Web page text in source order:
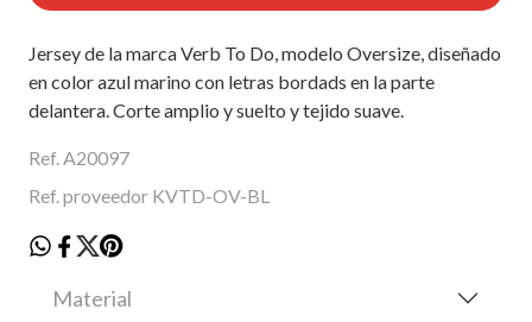
Jersey de la marca Verb To Do, modelo Oversize, diseñado
en color azul marino con letras bordads en la parte
delantera. Corte amplio y suelto y tejido suave.
Ref. A20097
Ref. proveedor KVTD-OV-BL
Material